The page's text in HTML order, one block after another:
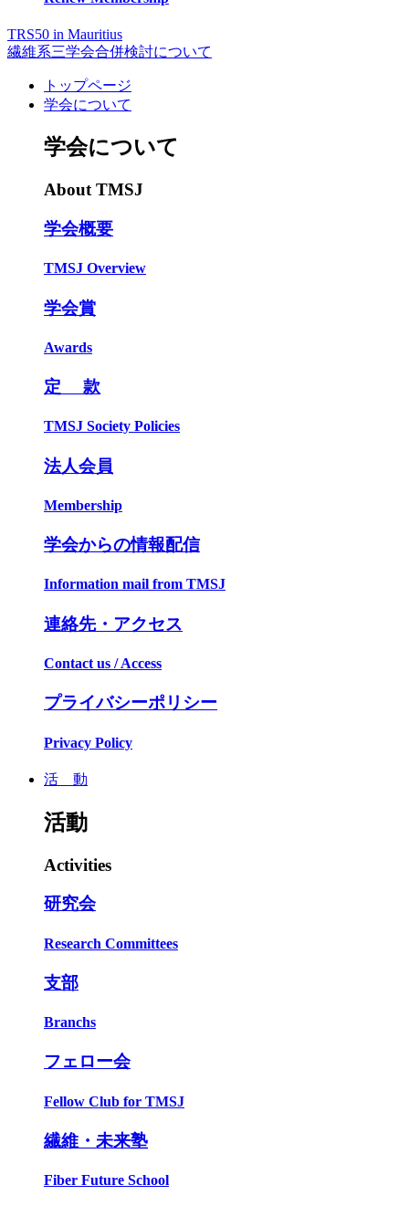
TRS50 in Mauritius
繊維系三学会合併検討について
トップページ
学会について
学会について
About TMSJ
学会概要
TMSJ Overview
学会賞
Awards
定 款
TMSJ Society Policies
法人会員
Membership
学会からの情報配信
Information mail from TMSJ
連絡先・アクセス
Contact us / Access
プライバシーポリシー
Privacy Policy
活 動
活動
Activities
研究会
Research Committees
支部
Branchs
フェロー会
Fellow Club for TMSJ
繊維・未来塾
Fiber Future School